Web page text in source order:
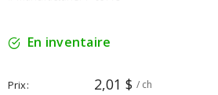
En inventaire
Prix 2,01 $ / ch